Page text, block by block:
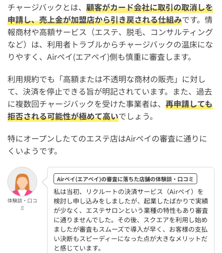
チャージバックとは、 顧客がカード会社に取引の取消しを
申請し、売上金が加盟店から引き戻される仕組みです。情
報商材や高額サービス（エステ、脱毛、コンサルティング
など）は、利用者トラブルからチャージバックの温床にな
りやすく、Airペイ(エアペイ)側も慎重に審査します。
利用規約でも「高額または不透明な商材の販売」に対し
て、決済を停止できる旨が明記されています。また、過去
に複数回チャージバックを受けた事業者は、 再申請しても
拒否される可能性が極めて高いでしょう。
特にオープンしたてのエステ店はAirペイの審査に通りに
くいようです。
体験談・口コ
ミ
Airペイ(エアペイ)の審査に落ちた店舗の体験談・口コミ
私は当初、リクルートの決済サービス（Airペイ）を
検討し申し込みをしましたが、起業したばかりで実績
が少なく、エステサロンという業種の特性もあり審査
に通りませんでした。その後、スクエアを利用し始め
ましたが審査もスムーズで導入が早く、お客様の支払
い決断もスピーディーになった点が大きなメリットだ
と感じています。